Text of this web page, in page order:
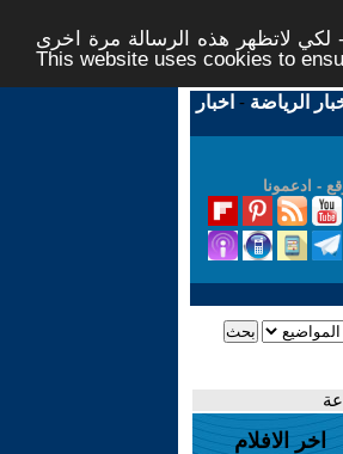
لاتظهر هذه الرسالة مرة اخرى -
This website uses cookies to
الرياضة - اخبار
- ادعمونا
اخر الافلام